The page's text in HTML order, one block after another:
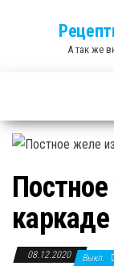
А так же
каркаде
08.12.2020 Выкл.